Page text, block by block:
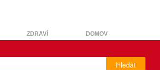
ZDRAVÍ DOMOV
Hledat